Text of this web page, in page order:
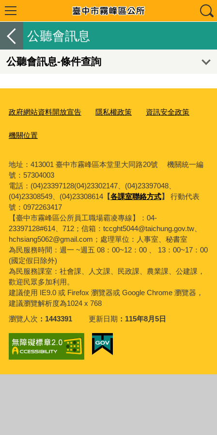
公聽會訊息
公聽會訊息-條件查詢
政府網站資料開放宣告 隱私權政策 資訊安全政策
機關位置
地址：413001 臺中市霧峰區本堂里大同路20號 機關統一編
號：57304003
電話：(04)23397128(04)23302147、(04)23397048、
(04)23308549、(04)23308614【各課室聯絡方式】
行動代表
號：0972263417
【臺中市霧峰區公所員工職場霸凌專線】：04-
23397128#614、712；信箱：tccght5044@taichung.gov.tw、
hchsiang5062@gmail.com；處理單位：人事室、秘書室
為民服務時間：週一 ~週五 08：00~12：00 、 13：00~17：00
(國定假日除外)
為民服務課室：社會課、人文課、民政課、農業課、公建課，
歡迎民眾多加利用。
建議使用 IE9.0 或 Firefox 瀏覽器或 Google Chrome 瀏覽器，
建議瀏覽解析度為1024 x 768
瀏覽人次
1443391 更新日期 115年8月5日